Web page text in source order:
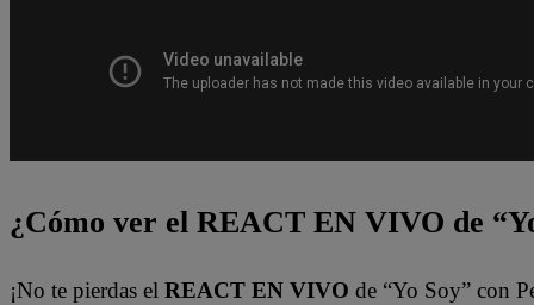
¿Cómo ver el REACT EN VIVO de
¡No te pierdas el REACT EN VIVO de “Yo Soy” con